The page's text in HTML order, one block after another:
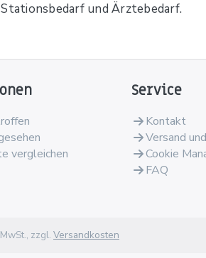
und Ärztebedarf.
vergleichen
Service
Kontakt
Versand
Cookie
FAQ
zzgl. Versandkosten